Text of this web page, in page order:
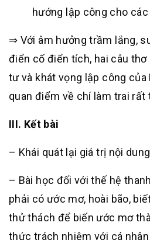
hướng lập công cho
⇒ Với âm hưởng trầm lắng,
điển cố điển tích, hai câu
tư và khát vọng lập công của
quan điểm về chí làm trai rất
III. Kết bài
– Khái quát lại giá trị nội
– Bài học đối với thế hệ
phải có ước mơ, hoài bão,
thử thách để biến ước mơ
thức trách nhiệm với cá